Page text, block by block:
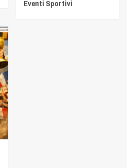
Eventi Sportivi